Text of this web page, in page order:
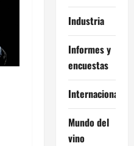
Industria
Informes y
encuestas
Internacional
Mundo del
vino